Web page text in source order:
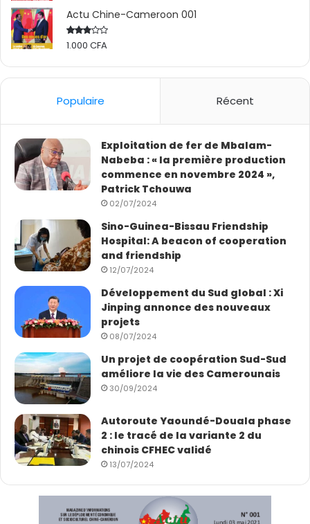
Actu Chine-Cameroon 001
Rated
1.000 CFA
Populaire Récent
Exploitation de fer de Mbalam-
Nabeba : « la première production
commence en novembre 2024 »,
Patrick Tchouwa
02/07/2024
Sino-Guinea-Bissau Friendship
Hospital: A beacon of cooperation
and friendship
12/07/2024
Développement du Sud global : Xi
Jinping annonce des nouveaux
projets
08/07/2024
Un projet de coopération Sud-Sud
améliore la vie des Camerounais
30/09/2024
Autoroute Yaoundé-Douala phase
2 : le tracé de la variante 2 du
chinois CFHEC validé
13/07/2024